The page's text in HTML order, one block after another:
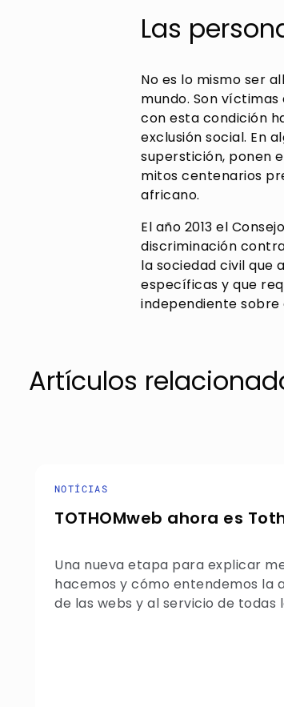
Las
No es lo mismo ser
mundo. Son
con esta condición
exclusión social. En
superstición, ponen
mitos centenarios
africano.
El año 2013 el
discriminación
la sociedad civil que
específicas y que
independiente sobre
Artículos
NOTÍCIAS
TOTHOMweb ahora es
Una nueva etapa para explicar
hacemos y cómo entendemos la
de las webs y al servicio de todas